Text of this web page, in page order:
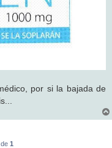
por si la bajada de
de 1